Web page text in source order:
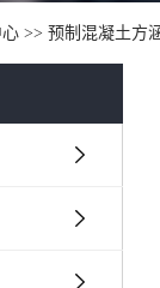
>> 预制混凝土方